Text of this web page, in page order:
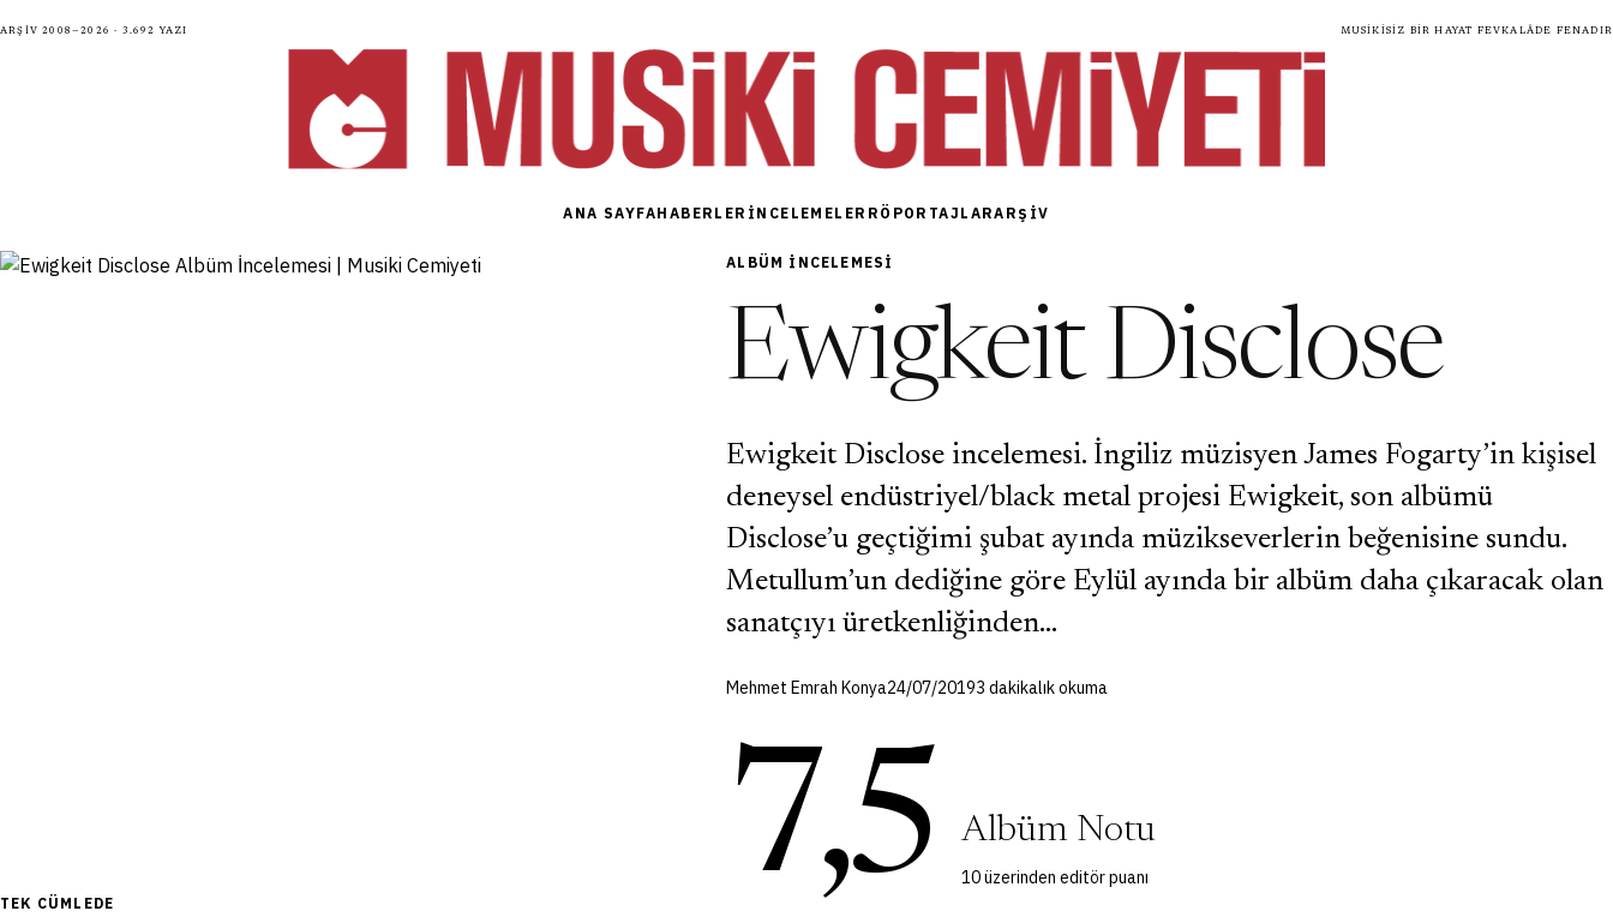
Arşiv 2008—2026 · 3.692 yazı Musikisiz bir hayat fevkalâde fenadır
ANA SAYFAHABERLER İNCELEMELER RÖPORTAJLARARŞIV
ALBÜM INCELEMESI
Ewigkeit Disclose
Ewigkeit Disclose incelemesi. İngiliz müzisyen James Fogarty’in kişisel
deneysel endüstriyel/black metal projesi Ewigkeit, son albümü
Disclose’u geçtiğimi şubat ayında müzikseverlerin beğenisine sundu.
Metullum’un dediğine göre Eylül ayında bir albüm daha çıkaracak olan
sanatçıyı üretkenliğinden…
Mehmet Emrah Konya24/07/20193 dakikalık okuma
7,5 Albüm Notu
10 üzerinden editör puanı
TEK CÜMLEDE